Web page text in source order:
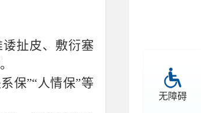
无障碍
扯皮、敷衍塞
保”“人情保”等